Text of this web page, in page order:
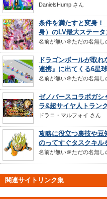
DanielsHump さん
条件を満たすと変身！
身）のLV最大ステータ
名前が無い＠ただの名無し
ドラゴンボールが取
連携』に出てくる6星
名前が無い＠ただの名無し
ゼノバースコラボガシ
ラ&超サイヤ人トラン
ドラコ・マルフォイ さん
攻略に役立つ裏技や豆
のってすぐタスクキル
名前が無い＠ただの名無し
関連サイトリンク集